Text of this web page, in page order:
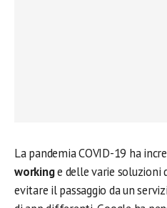
La pandemia COVID-19 ha
workinge delle varie soluzioni
evitare il passaggio da un